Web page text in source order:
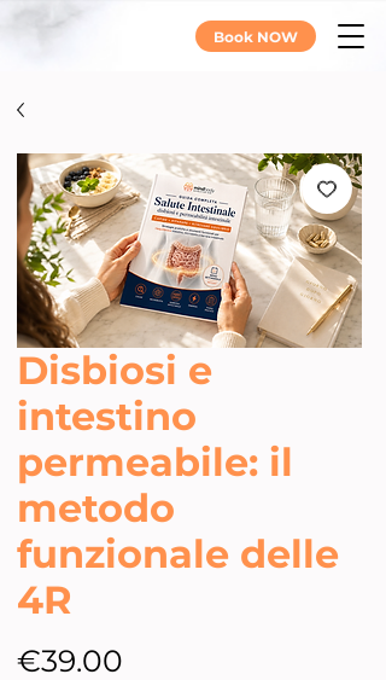
Book NOW
Disbiosi e
intestino
permeabile: il
metodo
funzionale delle
4R
€39.00